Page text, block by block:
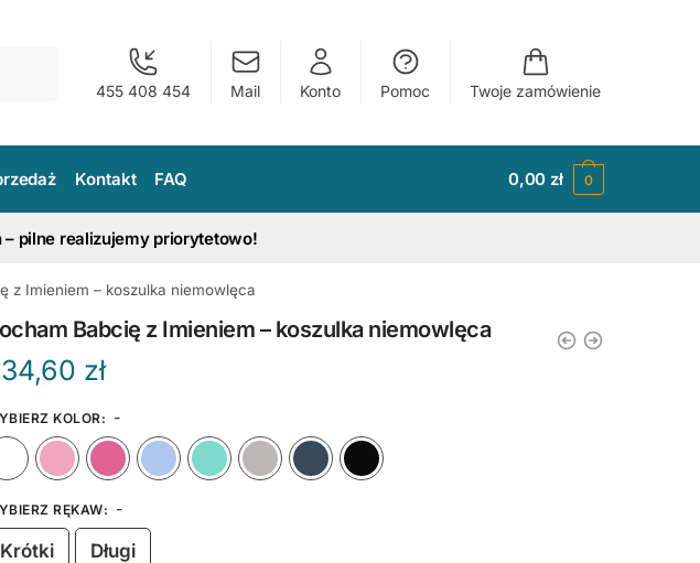
455 408 454 Mail Konto Pomoc Twoje zamówienie
Kontakt FAQ 0,00zł 0
pilne realizujemy priorytetowo!
z Imieniem – koszulka niemowlęca
Babcię z Imieniem – koszulka niemowlęca
34,60 zł
KOLOR: -
Biały Różowy Ciemny Różowy
Błękitny MiętowySzary
RĘKAW: -
Krótki Długi